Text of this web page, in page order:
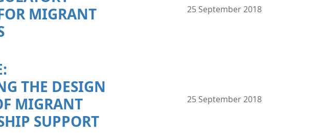
MIGRANT
25 September 2018
THE DESIGN
MIGRANT
SUPPORT
25 September 2018